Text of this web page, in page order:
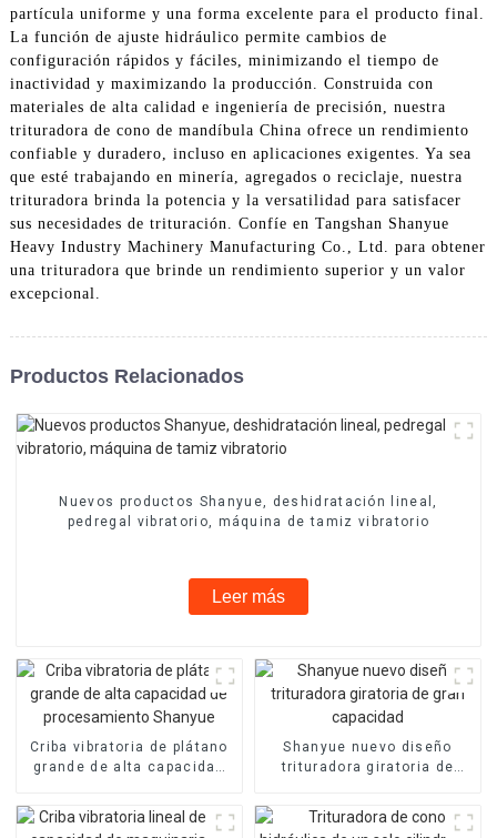
partícula uniforme y una forma excelente para el producto final.
La función de ajuste hidráulico permite cambios de
configuración rápidos y fáciles, minimizando el tiempo de
inactividad y maximizando la producción. Construida con
materiales de alta calidad e ingeniería de precisión, nuestra
trituradora de cono de mandíbula China ofrece un rendimiento
confiable y duradero, incluso en aplicaciones exigentes. Ya sea
que esté trabajando en minería, agregados o reciclaje, nuestra
trituradora brinda la potencia y la versatilidad para satisfacer
sus necesidades de trituración. Confíe en Tangshan Shanyue
Heavy Industry Machinery Manufacturing Co., Ltd. para obtener
una trituradora que brinde un rendimiento superior y un valor
excepcional.
Productos Relacionados
Nuevos productos Shanyue, deshidratación lineal,
pedregal vibratorio, máquina de tamiz vibratorio
Leer más
Criba vibratoria de plátano
grande de alta capacidad
Shanyue nuevo diseño
trituradora giratoria de